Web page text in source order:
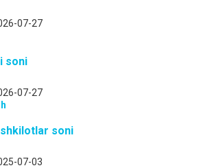
07-27
soni
07-27
soni
07-03